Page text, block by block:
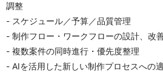
調整
- スケジュール／予算／品質管理
- 制作フロー・ワークフローの設計、改
- 複数案件の同時進行・優先度整理
- AIを活用した新しい制作プロセスへの